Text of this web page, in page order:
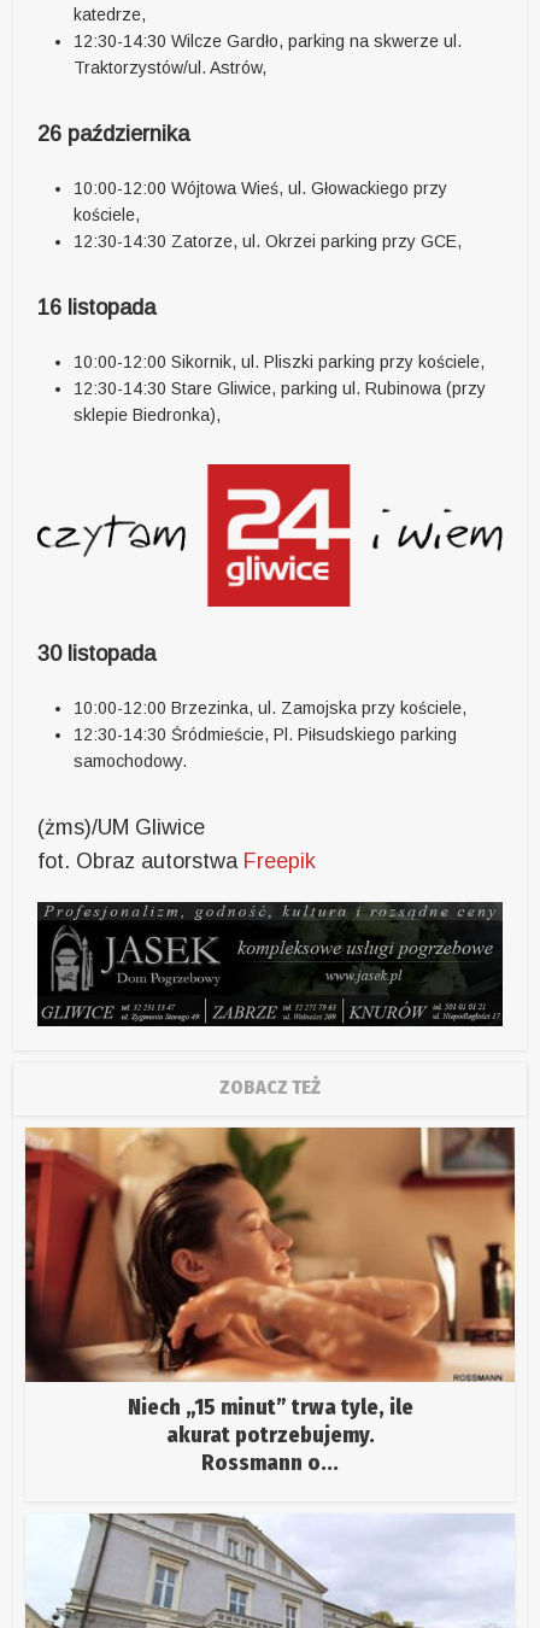
katedrze,
12:30-14:30 Wilcze Gardło, parking na skwerze ul.
Traktorzystów/ul. Astrów,
26 października
10:00-12:00 Wójtowa Wieś, ul. Głowackiego przy
kościele,
12:30-14:30 Zatorze, ul. Okrzei parking przy GCE,
16 listopada
10:00-12:00 Sikornik, ul. Pliszki parking przy kościele,
12:30-14:30 Stare Gliwice, parking ul. Rubinowa (przy
sklepie Biedronka),
30 listopada
10:00-12:00 Brzezinka, ul. Zamojska przy kościele,
12:30-14:30 Śródmieście, Pl. Piłsudskiego parking
samochodowy.
(żms)/UM Gliwice
fot. Obraz autorstwa Freepik
ZOBACZ TEŻ
Niech „15 minut” trwa tyle, ile
akurat potrzebujemy.
Rossmann o...